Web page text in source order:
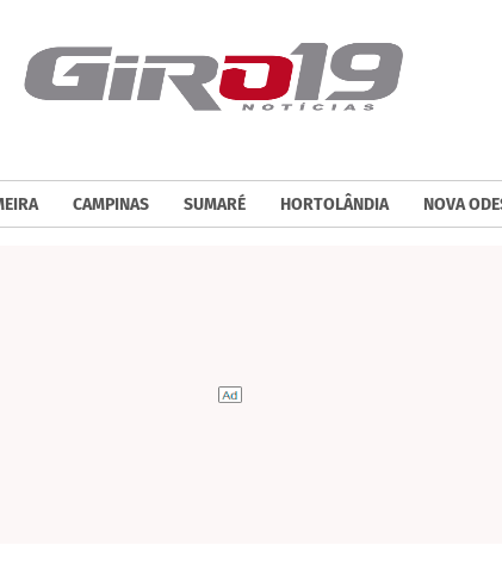
CAMPINAS SUMARÉ HORTOLÂNDIA NOVA